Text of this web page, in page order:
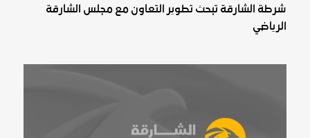
شرطة الشارقة تبحث تطوير التعاون مع مجلس الشارقة
الرياضي